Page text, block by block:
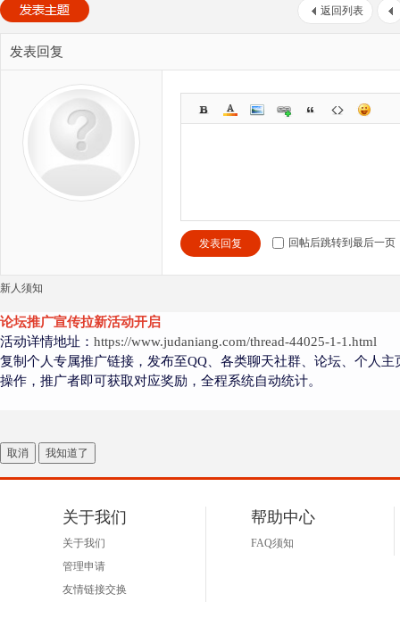
返回列表
发表回复
发表回复 回帖后跳转到最后一页
新人须知
论坛推广宣传拉新活动开启
活动详情地址： https://www.judaniang.com/thread-44025-1-1.html
复制个人专属推广链接，发布至QQ、各类聊天社群、论坛、个人
操作，推广者即可获取对应奖励，全程系统自动统计。
取消 我知道了
关于我们
关于我们
管理申请
友情链接交换
帮助中心
FAQ须知